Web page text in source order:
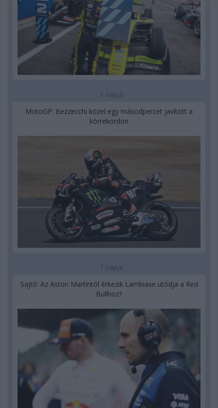
1 napja
MotoGP: Bezzecchi közel egy másodpercet javított a
körrekordon
1 napja
Sajtó: Az Aston Martintól érkezik Lambiase utódja a Red
Bullhoz?